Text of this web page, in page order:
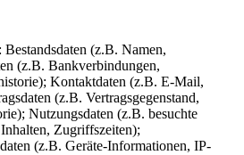
Bestandsdaten (z.B. Namen,
(z.B. Bankverbindungen,
Kontaktdaten (z.B. E-Mail,
(z.B. Vertragsgegenstand,
Nutzungsdaten (z.B. besuchte
Zugriffszeiten);
(z.B. Geräte-Informationen, IP-